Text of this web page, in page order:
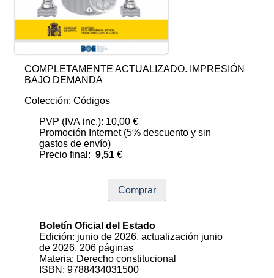
COMPLETAMENTE ACTUALIZADO. IMPRESIÓN
BAJO DEMANDA
Colección: Códigos
PVP (IVA inc.): 10,00 €
Promoción Internet (5% descuento y sin
gastos de envío)
Precio final: 9,51 €
Comprar
Boletín Oficial del Estado
Edición: junio de 2026, actualización junio
de 2026, 206 páginas
Materia: Derecho constitucional
ISBN: 9788434031500